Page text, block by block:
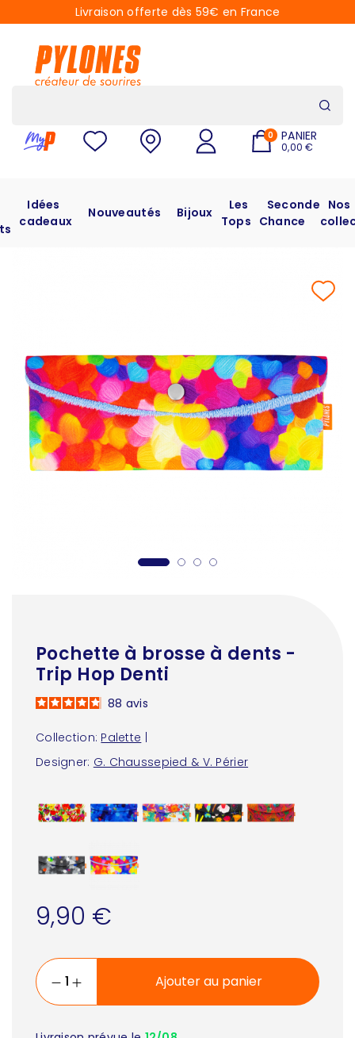
Livraison offerte dès 59€ en France
0 PANIER
0,00 €
Idées
cadeaux
Nouveautés Bijoux
Les
Tops
Seconde
Chance
Nos
Pochette à brosse à dents -
Trip Hop Denti
Collection: Palette
Designer: G. Chaussepied & V. Périer
88 avis
9,90 €
Ajouter au panier